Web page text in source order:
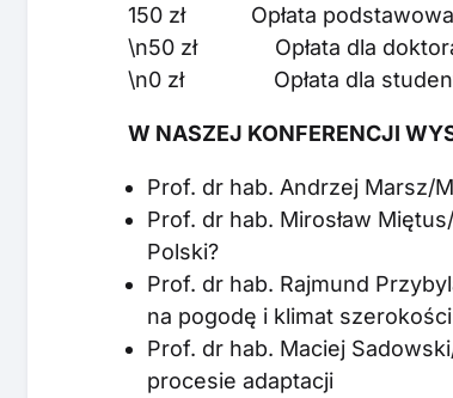
150 zł Opłata podstawowa
\n50 zł Opłata dla
\n0 zł Opłata dla
W NASZEJ KONFERENCJI
Prof. dr hab. Andrzej Marsz/
Prof. dr hab. Mirosław
Polski?
Prof. dr hab. Rajmund
na pogodę i klimat
Prof. dr hab. Maciej
procesie adaptacji